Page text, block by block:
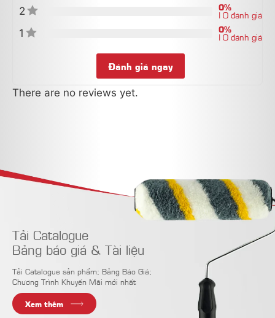
2 0%
| 0 đánh giá
1 0%
| 0 đánh giá
Đánh giá ngay
There are no reviews yet.
Tải Catalogue
Bảng báo giá & Tài liệu
Tải Catalogue sản phẩm; Bảng Báo Giá;
Chương Trình Khuyến Mãi mới nhất
Xem thêm